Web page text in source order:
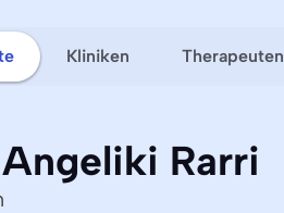
Kliniken Therapeuten
Rarri